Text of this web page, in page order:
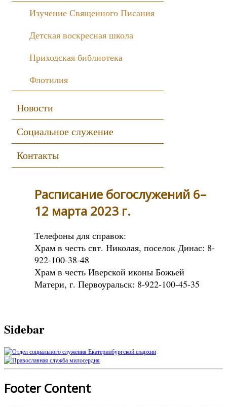
Изучение Священного Писания
Детская воскресная школа
Приходская библиотека
Флотилия
Новости
Социальное служение
Контакты
Расписание богослужений 6–
12 марта 2023 г.
Телефоны для справок:
Храм в честь свт. Николая, поселок Динас: 8-
922-100-38-48
Храм в честь Иверской иконы Божьей
Матери, г. Первоуральск: 8-922-100-45-35
Sidebar
Footer Content